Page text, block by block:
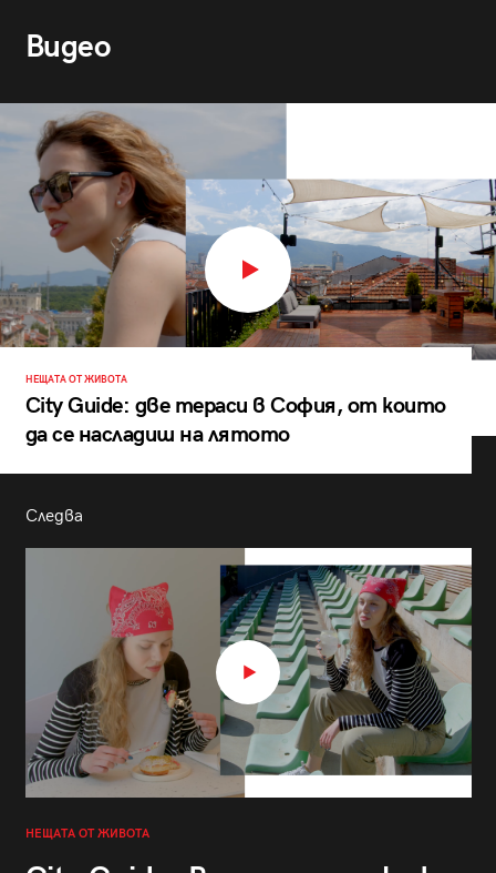
Видео
НЕЩАТА ОТ ЖИВОТА
City Guide: две тераси в София, от които
да се насладиш на лятото
Следва
НЕЩАТА ОТ ЖИВОТА